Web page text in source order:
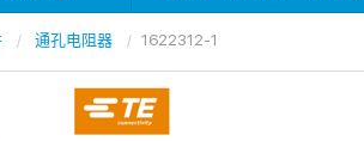
通孔电阻器 1622312-1